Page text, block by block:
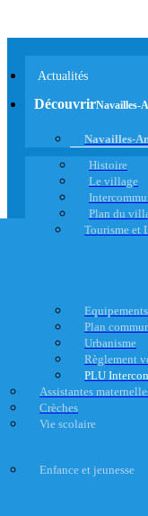
Actualités
DécouvrirNavailles-
Navailles-
Histoire
Le village
Plan du
Tourisme et
Plan
Urbanisme
Règlement
PLU
Assistantes
Crèches
Vie scolaire
Enfance et jeunesse